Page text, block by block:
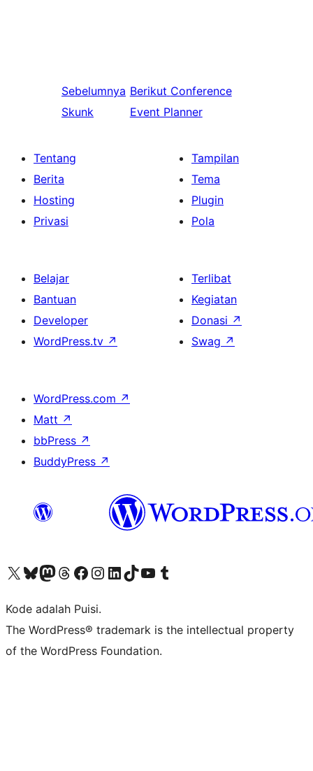
Sebelumnya
Skunk
Berikut Conference
Event Planner
Tentang
Berita
Hosting
Privasi
Tampilan
Tema
Plugin
Pola
Belajar
Bantuan
Developer
WordPress.tv ↗
Terlibat
Kegiatan
Donasi ↗
Swag ↗
WordPress.com ↗
Matt ↗
bbPress ↗
BuddyPress ↗
Kunjungi akun X (sebelumnya Twitter) kamiVisit our Bluesky account
Kunjungi akun Mastodon kami
Visit our Threads account
Kunjungi halaman Facebook kamiKunjungi akun Instagram kamiKunjungi akun LinkedIn kami
Visit our TikTok account
Kunjungi channel YouTube kamiVisit our Tumblr account
Kode adalah Puisi.
The WordPress® trademark is the intellectual property
of the WordPress Foundation.